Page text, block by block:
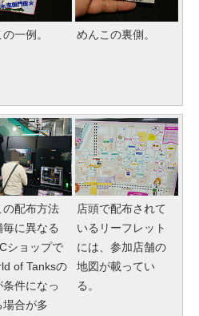
一例。 めんこの裏側。
の配布方法
毎に異なる
ショップで
of Tanksの
条件になっ
場合が多
店頭で配布されて
いるリーフレット
には、参加店舗の
地図が載ってい
る。